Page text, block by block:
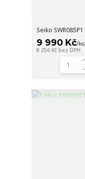
Seiko SWR085P1
9 990 Kč/ks
8 256 Kč bez DPH